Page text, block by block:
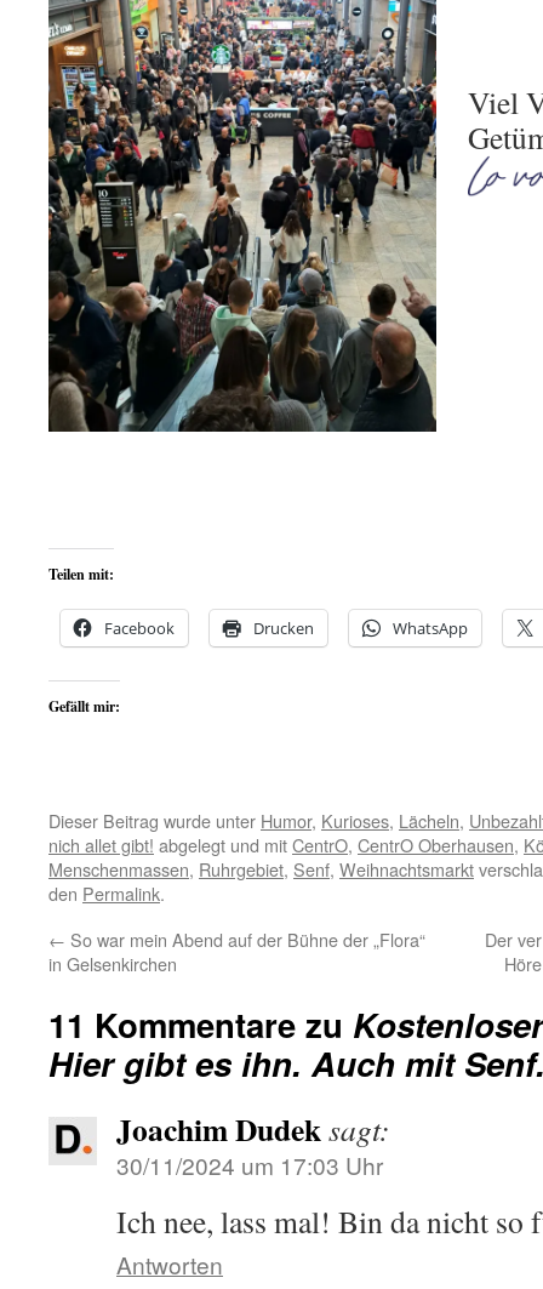
Viel
Teilen mit:
Facebook Drucken WhatsApp
Gefällt mir:
Dieser Beitrag wurde unter Humor, Kurioses, Lächeln,
nich allet gibt! abgelegt und mitCentrO, CentrO Oberhausen,
Menschenmassen, Ruhrgebiet, Senf, Weihnachtsmarkt
den Permalink.
← So war mein Abend auf der Bühne der „Flora“
in Gelsenkirchen
Der
11 Kommentare zu
Hier gibt es ihn. Auch mit
Joachim Dudeksagt:
30/11/2024 um 17:03 Uhr
Ich nee, lass mal! Bin da nicht so
Antworten